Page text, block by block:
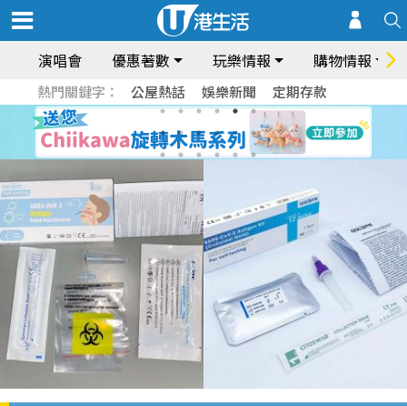
演唱會 優惠著數 玩樂情報 購物情報
熱門關鍵字： 公屋熱話 娛樂新聞 定期存款